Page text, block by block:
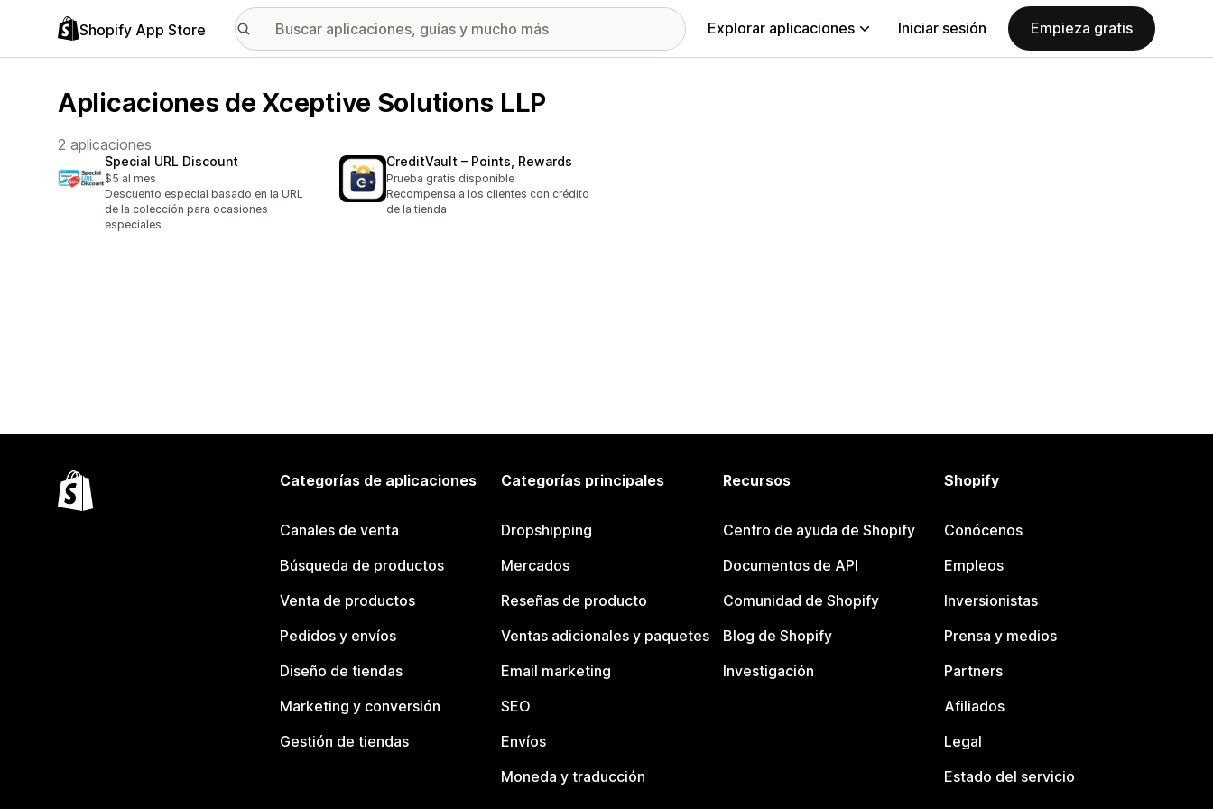
Shopify App Store Explorar aplicaciones Iniciar sesión Empieza gratis
Aplicaciones de Xceptive Solutions LLP
2 aplicaciones
Special URL Discount
$5 al mes
Descuento especial basado en la URL
de la colección para ocasiones
especiales
CreditVault – Points, Rewards
Prueba gratis disponible
Recompensa a los clientes con crédito
de la tienda
Categorías de aplicaciones
Canales de venta
Búsqueda de productos
Venta de productos
Pedidos y envíos
Diseño de tiendas
Marketing y conversión
Gestión de tiendas
Categorías principales
Dropshipping
Mercados
Reseñas de producto
Ventas adicionales y paquetes
Email marketing
SEO
Envíos
Moneda y traducción
Recursos
Centro de ayuda de Shopify
Documentos de API
Comunidad de Shopify
Blog de Shopify
Investigación
Shopify
Conócenos
Empleos
Inversionistas
Prensa y medios
Partners
Afiliados
Legal
Estado del servicio